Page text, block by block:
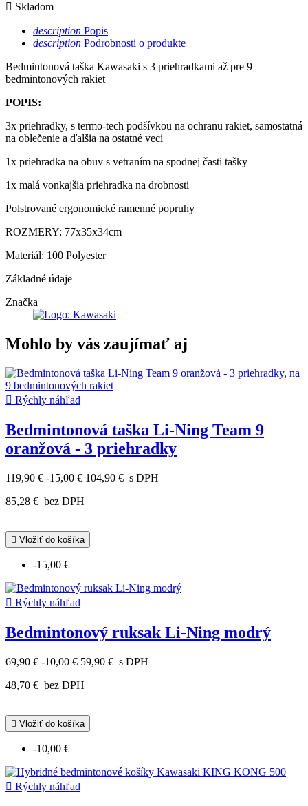
 Skladom
description Popis
description Podrobnosti o produkte
Bedmintonová taška Kawasaki s 3 priehradkami až pre 9
bedmintonových rakiet
POPIS:
3x priehradky, s termo-tech podšívkou na ochranu rakiet, samostatná
na oblečenie a ďalšia na ostatné veci
1x priehradka na obuv s vetraním na spodnej časti tašky
1x malá vonkajšia priehradka na drobnosti
Polstrované ergonomické ramenné popruhy
ROZMERY: 77x35x34cm
Materiál: 100 Polyester
Základné údaje
Značka
Mohlo by vás zaujímať aj
 Rýchly náhľad
Bedmintonová taška Li-Ning Team 9
oranžová - 3 priehradky
119,90 € -15,00 € 104,90 € s DPH
85,28 € bez DPH
 Vložiť do košíka
-15,00 €
 Rýchly náhľad
Bedmintonový ruksak Li-Ning modrý
69,90 € -10,00 € 59,90 € s DPH
48,70 € bez DPH
 Vložiť do košíka
-10,00 €
 Rýchly náhľad